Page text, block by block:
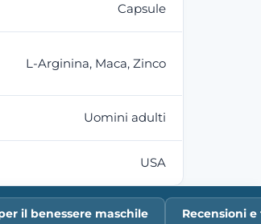
Capsule
L-Arginina, Maca, Zinco
Uomini adulti
USA
il benessere maschile Recensioni